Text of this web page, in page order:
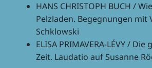
HANS CHRISTOPH BUCH /
Pelz­la­den. Begeg­nun­gen mit
Schklowski
ELISA PRIMAVERA-LÉVY /
Zeit. Lauda­tio auf Susanne